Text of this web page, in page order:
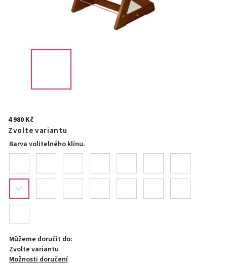
4 980 Kč
Zvolte variantu
Barva volitelného klínu.
Můžeme doručit do:
Zvolte variantu
Možnosti doručení